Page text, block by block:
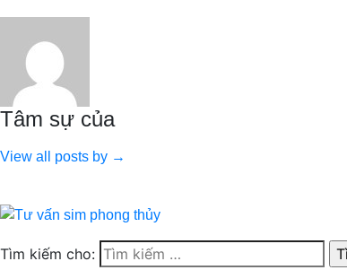
Tâm sự của
View all posts by →
Tìm kiếm cho: